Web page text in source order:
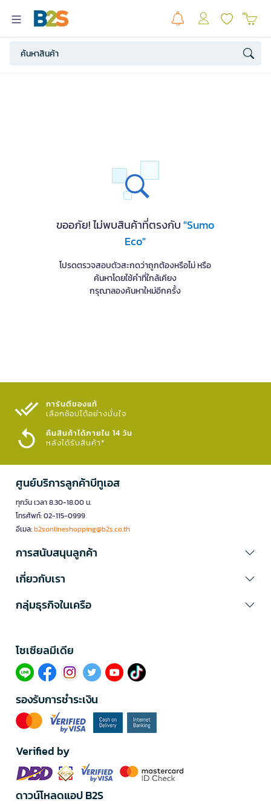
ขออภัย! ไม่พบสินค้าที่ตรงกับ"Sumo
Eco"
โปรดตรวจสอบตัวสะกดว่าถูกต้องหรือไม่ หรือ
ค้นหาโดยใช้คำที่ใกล้เคียง
กรุณาลองค้นหาใหม่อีกครั้ง
การันตีของแท้
เลือกช้อปได้อย่างมั่นใจ​
คืนสินค้าได้ภายใน 14 วัน
หลังได้รับสินค้า*
ศูนย์บริการลูกค้าบีทูเอส
ทุกวัน เวลา 8.30-18.00 น.
โทรศัพท์: 02-115-0999
อีเมล:b2sonlineshopping@b2s.co.th
การสนับสนุนลูกค้า
เกี่ยวกับเรา
กลุ่มธุรกิจในเครือ
โซเซียลมีเดีย​
รองรับการชำระเงิน
Verified by
ดาวน์โหลดแอป B2S